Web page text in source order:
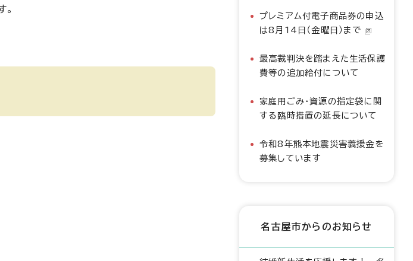
プレミアム付電子商品券の申込
は8月14日（金曜日）まで
最高裁判決を踏まえた生活保護
費等の追加給付について
家庭用ごみ・資源の指定袋に関
する臨時措置の延長について
令和8年熊本地震災害義援金を
募集しています
名古屋市からのお知らせ